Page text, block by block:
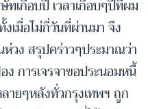
เกือบปี เวลาเกือบๆปีที่ผม
เมื่อไม่กี่วันที่ผ่านมา จึง
วง สรุปคร่าวๆประมาณว่า
การเจรจาขอประนอมหนี้
ายๆหลังทั่วกรุงเทพฯ ถูก